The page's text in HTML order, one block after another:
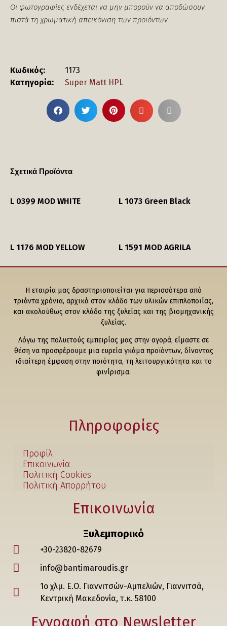
Οι φωτογραφίες ενδέχεται να μην μπορούν να αποδώσουν
πιστά τη χρωματική απεικόνιση των προϊόντων
Κωδικός:
1173
Κατηγορία:
Super Matt HPL
Σχετικά Προϊόντα
L 0399 MOD WHITE L 1073 Green Black
L 1176 MOD YELLOW L 1591 MOD AGRILA
Η εταιρία μας δραστηριοποιείται για περισσότερα από
τριάντα χρόνια, αρχικά στον κλάδο των υλικών επιπλοποιίας,
και ακολούθως στον κλάδο της ξυλείας και της βιομηχανικής
ξυλείας.
Λόγω της πολυετούς εμπειρίας μας στην αγορά, είμαστε σε
θέση να προσφέρουμε μια ευρεία γκάμα προϊόντων, δίνοντας
ιδιαίτερη έμφαση στην ποιότητα, τη λειτουργικότητα και το
φινίρισμα.
Πληροφορίες
Προφίλ
Επικοινωνία
Πολιτική Cookies
Πολιτική Απορρήτου
Επικοινωνία
Ξυλεμπορικό
+30-23820-82679
info@bantimaroudis.gr
1ο χλμ. Ε.Ο. Γιαννιτσών-Αμπελιών, Γιαννιτσά,
Κεντρική Μακεδονία, τ.κ. 58100
Εγγραφή στο Νewsletter